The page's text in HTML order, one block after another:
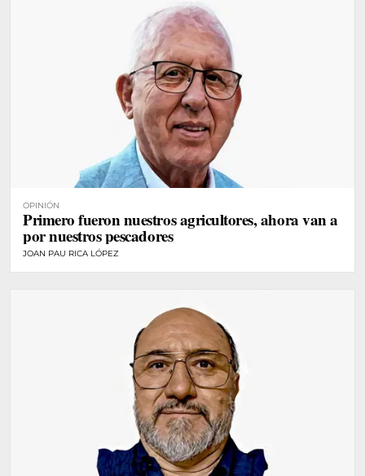
OPINIÓN
Primero fueron nuestros agricultores, ahora van a
por nuestros pescadores
JOAN PAU RICA LÓPEZ